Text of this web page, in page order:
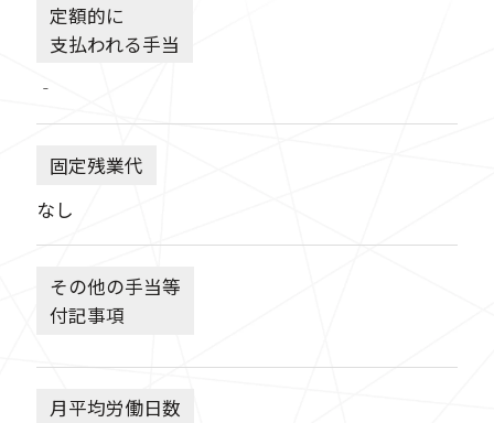
定額的に
支払われる手当
‐
固定残業代
なし
その他の手当等
付記事項
月平均労働日数